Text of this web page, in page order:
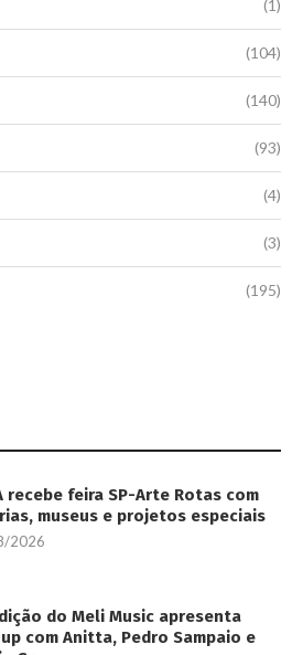
(1)
(104)
(140)
(93)
(4)
(3)
(195)
recebe feira SP-Arte Rotas com
museus e projetos especiais
2026
do Meli Music apresenta
com Anitta, Pedro Sampaio e